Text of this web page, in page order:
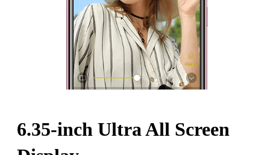
6.35-inch Ultra All Screen